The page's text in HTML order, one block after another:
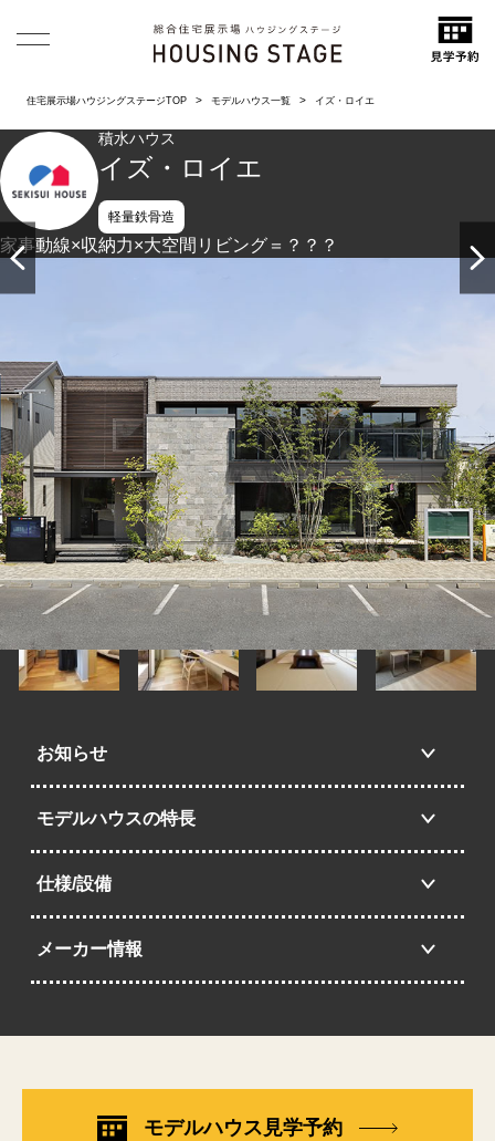
住宅展示場ハウジングステージTOP モデルハウス一覧 イズ・ロイエ
積水ハウス
イズ・ロイエ
軽量鉄骨造
家事動線×収納力×大空間リビング＝？？？
お知らせ
モデルハウスの特長
仕様/設備
メーカー情報
モデルハウス見学予約